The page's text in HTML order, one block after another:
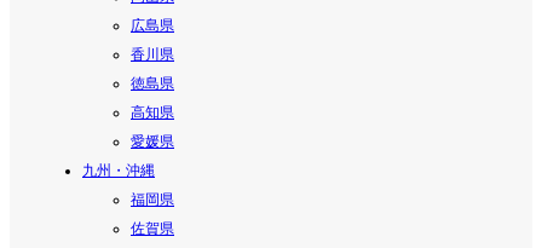
広島県
香川県
徳島県
高知県
愛媛県
九州・沖縄
福岡県
佐賀県